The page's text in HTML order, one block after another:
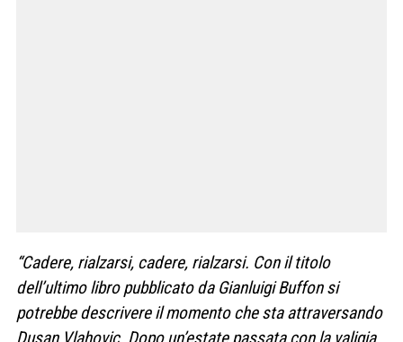
“Cadere, rialzarsi, cadere, rialzarsi. Con il titolo
dell’ultimo libro pubblicato da Gianluigi Buffon si
potrebbe descrivere il momento che sta attraversando